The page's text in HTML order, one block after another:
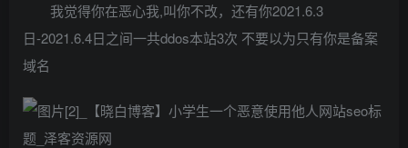
我觉得你在恶心我,叫你不改，还有你2021.6.3
日-2021.6.4日之间一共ddos本站3次 不要以为只有你是备案
域名